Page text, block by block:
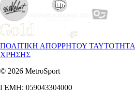
ΠΟΛΙΤΙΚΗ ΑΠΟΡΡΗΤΟΥ ΤΑΥΤΟΤΗΤΑ
ΧΡΗΣΗΣ
© 2026 MetroSport
ΓΕΜΗ: 059043304000